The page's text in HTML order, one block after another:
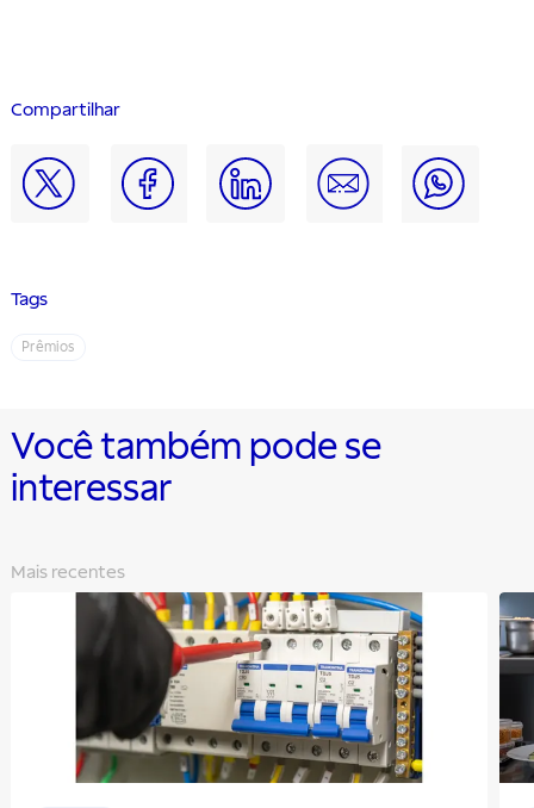
Compartilhar
Tags
Prêmios
Você também pode se
interessar
Mais recentes